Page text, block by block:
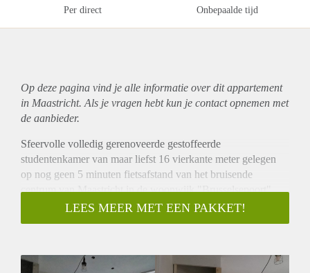
Per direct Onbepaalde tijd
Op deze pagina vind je alle informatie over ditappartement
in Maastricht. Als je vragen hebt kun je contact opnemen met
de aanbieder.
Sfeervolle volledig gerenoveerde gestoffeerde
studentenkamer van maar liefst 16 vierkante meter gelegen
op nog geen 5 minuten fietsafstand van het bruisende
centrum van Maastricht in de woonwijk "Brusselsepoort".
DE GEHELE KAMER WORDT MOMENTEEL
De studentenkamer met eigen badkamer bevindt zich op de
LEES MEER MET EEN PAKKET!